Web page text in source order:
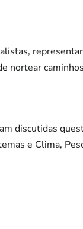
nortear
discutidas
e Clima,